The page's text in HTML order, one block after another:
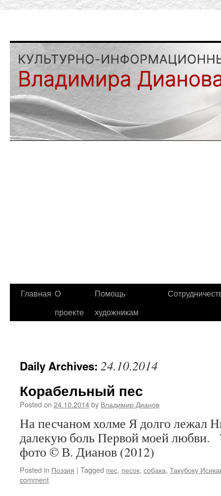
Главная О
проекте
Помощь
художникам
Daily Archives: 24.10.2014
Корабельный пес
Posted on 24.10.2014by Владимир Дианов
На песчаном холме Я долго лежал
далекую боль Первой моей
фото © В. Дианов (2012)
Posted in Поэзия | Tagged пес, песок, собака, Такубоку
comment